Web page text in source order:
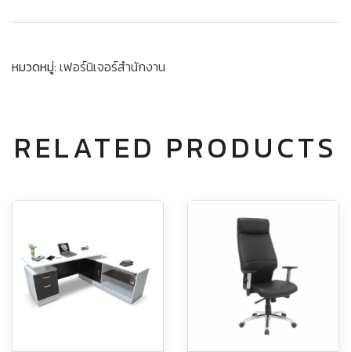
หมวดหมู่: เฟอร์นิเจอร์สำนักงาน
RELATED PRODUCTS